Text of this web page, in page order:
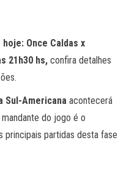
hoje: Once Caldas x
21h30 hs, confira detalhes
Sul-Americana acontecerá
do jogo é o
principais partidas desta fase